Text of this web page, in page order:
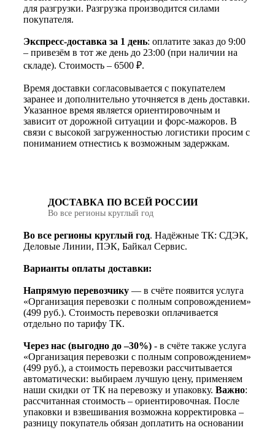
для разгрузки. Разгрузка производится силами
покупателя.
Экспресс-доставка за 1 день: оплатите заказ до 9:00
– привезём в тот же день до 23:00 (при наличии на
складе). Стоимость – 6500 ₽.
Время доставки согласовывается с покупателем
заранее и дополнительно уточняется в день доставки.
Указанное время является ориентировочным и
зависит от дорожной ситуации и форс-мажоров. В
связи с высокой загруженностью логистики просим с
пониманием отнестись к возможным задержкам.
ДОСТАВКА ПО ВСЕЙ РОССИИ
Во все регионы круглый год
Во все регионы круглый год. Надёжные ТК: СДЭК,
Деловые Линии, ПЭК, Байкал Сервис.
Варианты оплаты доставки:
Напрямую перевозчику — в счёте появится услуга
«Организация перевозки с полным сопровождением»
(499 руб.). Стоимость перевозки оплачивается
отдельно по тарифу ТК.
Через нас (выгодно до –30%) - в счёте также услуга
«Организация перевозки с полным сопровождением»
(499 руб.), а стоимость перевозки рассчитывается
автоматически: выбираем лучшую цену, применяем
наши скидки от ТК на перевозку и упаковку. Важно:
рассчитанная стоимость – ориентировочная. После
упаковки и взвешивания возможна корректировка –
разницу покупатель обязан доплатить на основании